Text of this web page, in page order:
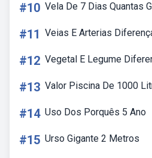
#10 Vela De 7 Dias Quantas
#11 Veias E Arterias
#12 Vegetal E Legume
#13 Valor Piscina De 1000
#14 Uso Dos Porquês 5 Ano
#15 Urso Gigante 2 Metros